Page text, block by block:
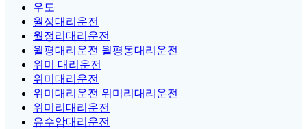
우도
월정대리운전
월정리대리운전
월평대리운전 월평동대리운전
위미 대리운전
위미대리운전
위미대리운전 위미리대리운전
위미리대리운전
유수암대리운전